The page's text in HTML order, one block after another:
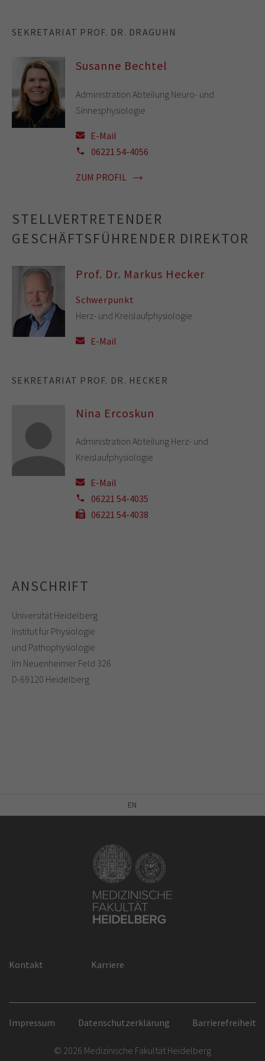
SEKRETARIAT PROF. DR. DRAGUHN
Susanne Bechtel
Administration Abteilung Neuro- und
Sinnesphysiologie
E-Mail
06221 54-4056
ZUM PROFIL
STELLVERTRETENDER
GESCHÄFTSFÜHRENDER DIREKTOR
Prof. Dr. Markus Hecker
Schwerpunkt
Herz- und Kreislaufphysiologie
E-Mail
SEKRETARIAT PROF. DR. HECKER
Nina Ercoskun
Administration Abteilung Herz- und
Kreislaufphysiologie
E-Mail
06221 54-4035
06221 54-4038
ANSCHRIFT
Universität Heidelberg
Institut für Physiologie
und Pathophysiologie
Im Neuenheimer Feld 326
D-69120 Heidelberg
EN
Kontakt Karriere
Impressum Datenschutzerklärung Barrierefreiheit
© 2026 Medizinische Fakultät Heidelberg